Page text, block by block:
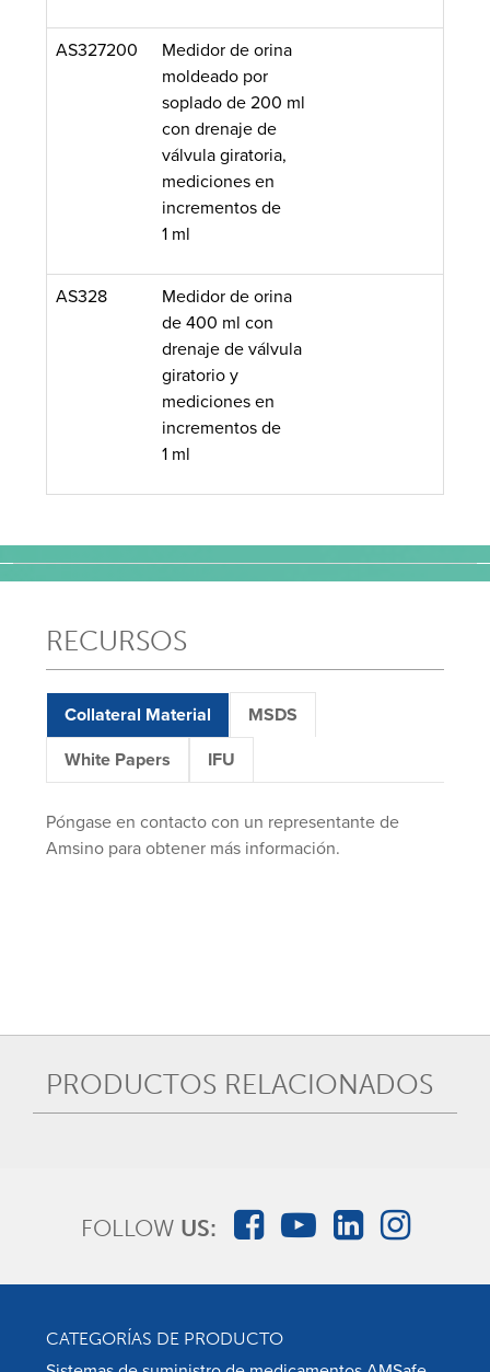
AS327200
Medidor de orina
moldeado por
soplado de 200 ml
con drenaje de
válvula giratoria,
mediciones en
incrementos de
1 ml
AS328
Medidor de orina
de 400 ml con
drenaje de válvula
giratorio y
mediciones en
incrementos de
1 ml
RECURSOS
Collateral Material MSDS
White Papers IFU
Póngase en contacto con un representante de
Amsino para obtener más información.
PRODUCTOS RELACIONADOS
FOLLOW US:
CATEGORÍAS DE PRODUCTO